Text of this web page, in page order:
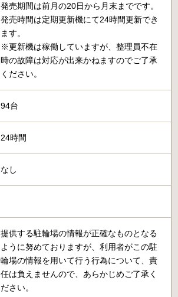
発売期間は前月の20日から月末までです。
発売時間は定期更新機にて24時間更新でき
ます。
※更新機は稼働していますが、整理員不在
時の故障は対応が出来かねますのでご了承
ください。
94台
24時間
なし
提供する駐輪場の情報が正確なものとなる
ように努めておりますが、利用者がこの駐
輪場の情報を用いて行う行為について、責
任は負えませんので、あらかじめご了承く
ださい。